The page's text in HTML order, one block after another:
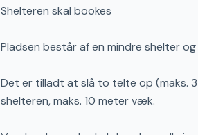
Shelteren skal bookes
Pladsen består af en mindre shelter
Det er tilladt at slå to telte op (maks.
shelteren, maks. 10 meter væk.